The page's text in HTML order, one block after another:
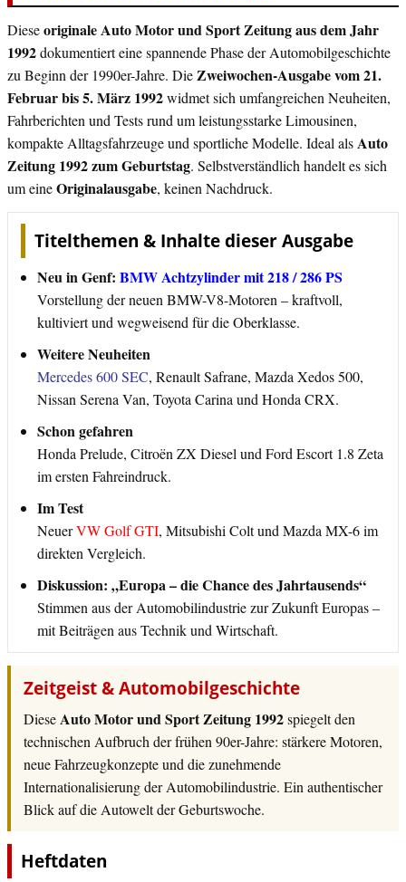
Dieseoriginale Auto Motor und Sport Zeitung aus dem Jahr
1992dokumentiert eine spannende Phase der Automobilgeschichte
zu Beginn der 1990er-Jahre. DieZweiwochen-Ausgabe vom 21.
Februar bis 5. März 1992widmet sich umfangreichen Neuheiten,
Fahrberichten und Tests rund um leistungsstarke Limousinen,
kompakte Alltagsfahrzeuge und sportliche Modelle. Ideal alsAuto
Zeitung 1992 zum Geburtstag. Selbstverständlich handelt es sich
um eineOriginalausgabe, keinen Nachdruck.
Titelthemen & Inhalte dieser Ausgabe
Neu in Genf: BMW Achtzylinder mit 218 / 286 PS
Vorstellung der neuen BMW-V8-Motoren – kraftvoll,
kultiviert und wegweisend für die Oberklasse.
Weitere Neuheiten
Mercedes 600 SEC, Renault Safrane, Mazda Xedos 500,
Nissan Serena Van, Toyota Carina und Honda CRX.
Schon gefahren
Honda Prelude, Citroën ZX Diesel und Ford Escort 1.8 Zeta
im ersten Fahreindruck.
Im Test
NeuerVW Golf GTI, Mitsubishi Colt und Mazda MX-6 im
direkten Vergleich.
Diskussion: „Europa – die Chance des Jahrtausends“
Stimmen aus der Automobilindustrie zur Zukunft Europas –
mit Beiträgen aus Technik und Wirtschaft.
Zeitgeist & Automobilgeschichte
DieseAuto Motor und Sport Zeitung 1992spiegelt den
technischen Aufbruch der frühen 90er-Jahre: stärkere Motoren,
neue Fahrzeugkonzepte und die zunehmende
Internationalisierung der Automobilindustrie. Ein authentischer
Blick auf die Autowelt der Geburtswoche.
Heftdaten